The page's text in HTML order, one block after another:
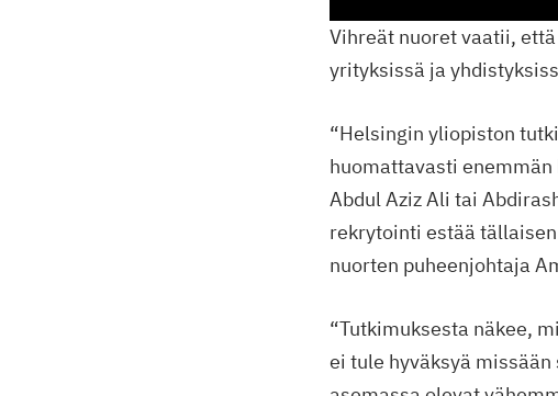
Vihreät nuoret vaatii,
yrityksissä ja
“Helsingin yliopiston
huomattavasti
Abdul Aziz Ali tai
rekrytointi estää
nuorten puheenjohtaja
“Tutkimuksesta näkee,
ei tule hyväksyä